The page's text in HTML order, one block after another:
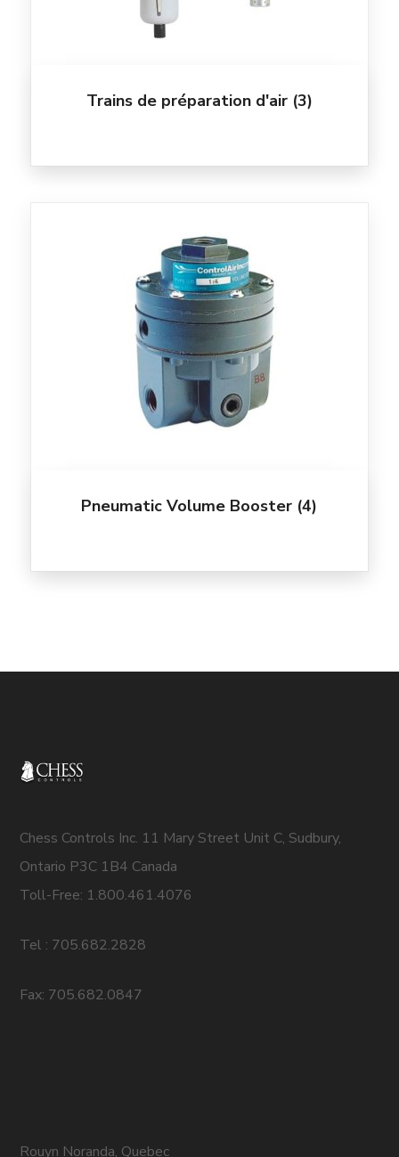
Trains de préparation d'air (3)
Pneumatic Volume Booster (4)
Chess Controls Inc. 11 Mary Street Unit C, Sudbury,
Ontario P3C 1B4 Canada
Toll-Free: 1.800.461.4076
Tel : 705.682.2828
Fax: 705.682.0847
Rouyn Noranda, Quebec